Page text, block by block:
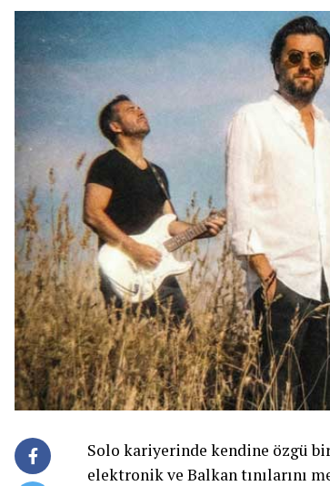
Solo kariyerinde kendine özgü
elektronik ve Balkan tınılarını